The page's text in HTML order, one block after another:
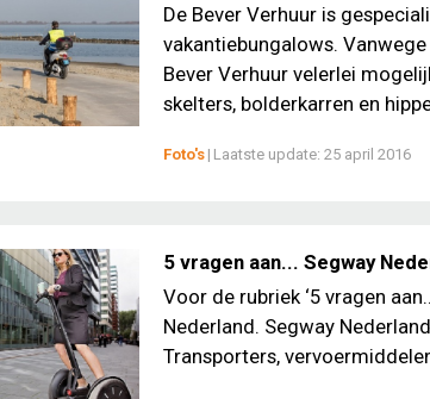
De Bever Verhuur is
vakantiebungalows.
Bever Verhuur velerlei
skelters, bolderkarren en
Foto's | Laatste update: 25 april 2016
5 vragen aan... Segway
Voor de rubriek ‘5 vragen
Nederland. Segway
Transporters,